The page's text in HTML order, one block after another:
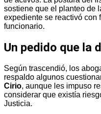
sostiene que el planteo de
expediente se reactivó con
funcionario.
Un pedido que la
Según trascendió, los
respaldo algunos
Cirio, aunque les impuso
considerar que existía
Justicia.